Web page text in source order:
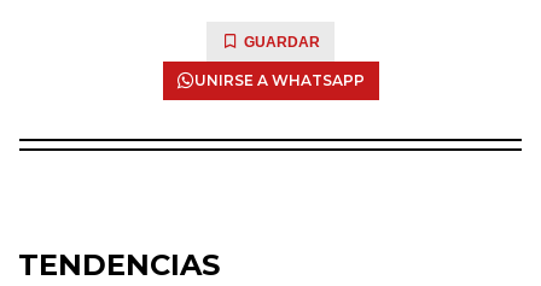
GUARDAR
UNIRSE A WHATSAPP
TENDENCIAS